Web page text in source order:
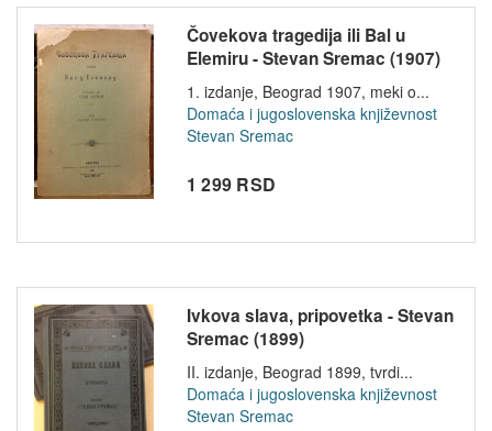
Čovekova tragedija ili Bal u
Elemiru - Stevan Sremac (1907)
1. izdanje, Beograd 1907, meki o...
Domaća i jugoslovenska književnost
Stevan Sremac
1 299 RSD
Ivkova slava, pripovetka - Stevan
Sremac (1899)
II. izdanje, Beograd 1899, tvrdi...
Domaća i jugoslovenska književnost
Stevan Sremac